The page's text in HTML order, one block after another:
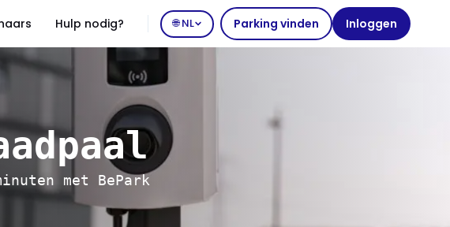
Hulp nodig? 🌐 NL Parking vinden Inloggen
met BePark